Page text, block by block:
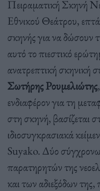
Πειραματική Σκηνή
Εθνικού Θεάτρου, επτά
σκηνής για να δώσουν
αυτό το πιεστικό
ανατρεπτική σκηνική
Σωτήρης Ρουμελιώτης
ενδιαφέρον για τη
στη σκηνή, βασίζεται
ιδιοσυγκρασιακά
Suyako. Δύο
παρατηρητών της
και των αδιεξόδων